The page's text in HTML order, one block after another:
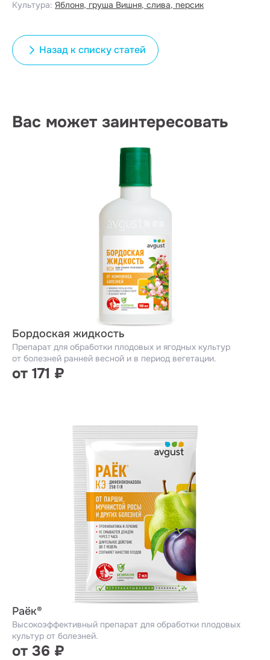
Культура: Яблоня, груша Вишня, слива, персик
Назад к списку статей
Вас может заинтересовать
Бордоская жидкость
Препарат для обработки плодовых и ягодных культур
от болезней ранней весной и в период вегетации.
от 171 ₽
Раёк®
Высокоэффективный препарат для обработки плодовых
культур от болезней.
от 36 ₽